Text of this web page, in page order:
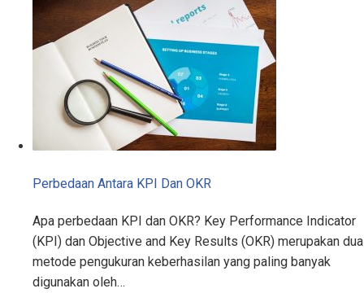
Perbedaan Antara KPI Dan OKR
Apa perbedaan KPI dan OKR? Key Performance Indicator
(KPI) dan Objective and Key Results (OKR) merupakan dua
metode pengukuran keberhasilan yang paling banyak
digunakan oleh…